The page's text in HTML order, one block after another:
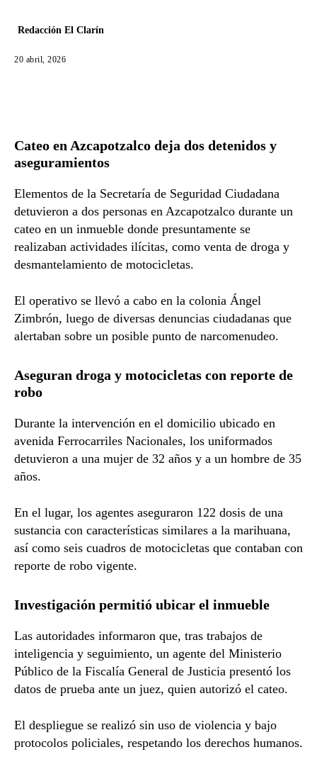
Redacción El Clarín
20 abril, 2026
Cateo en Azcapotzalco deja dos detenidos y
aseguramientos
Elementos de la Secretaría de Seguridad Ciudadana
detuvieron a dos personas en Azcapotzalco durante un
cateo en un inmueble donde presuntamente se
realizaban actividades ilícitas, como venta de droga y
desmantelamiento de motocicletas.
El operativo se llevó a cabo en la colonia Ángel
Zimbrón, luego de diversas denuncias ciudadanas que
alertaban sobre un posible punto de narcomenudeo.
Aseguran droga y motocicletas con reporte de
robo
Durante la intervención en el domicilio ubicado en
avenida Ferrocarriles Nacionales, los uniformados
detuvieron a una mujer de 32 años y a un hombre de 35
años.
En el lugar, los agentes aseguraron 122 dosis de una
sustancia con características similares a la marihuana,
así como seis cuadros de motocicletas que contaban con
reporte de robo vigente.
Investigación permitió ubicar el inmueble
Las autoridades informaron que, tras trabajos de
inteligencia y seguimiento, un agente del Ministerio
Público de la Fiscalía General de Justicia presentó los
datos de prueba ante un juez, quien autorizó el cateo.
El despliegue se realizó sin uso de violencia y bajo
protocolos policiales, respetando los derechos humanos.